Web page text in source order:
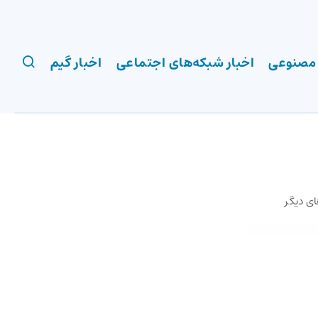
اخبار شبکه‌های اجتماعی اخبار گیم